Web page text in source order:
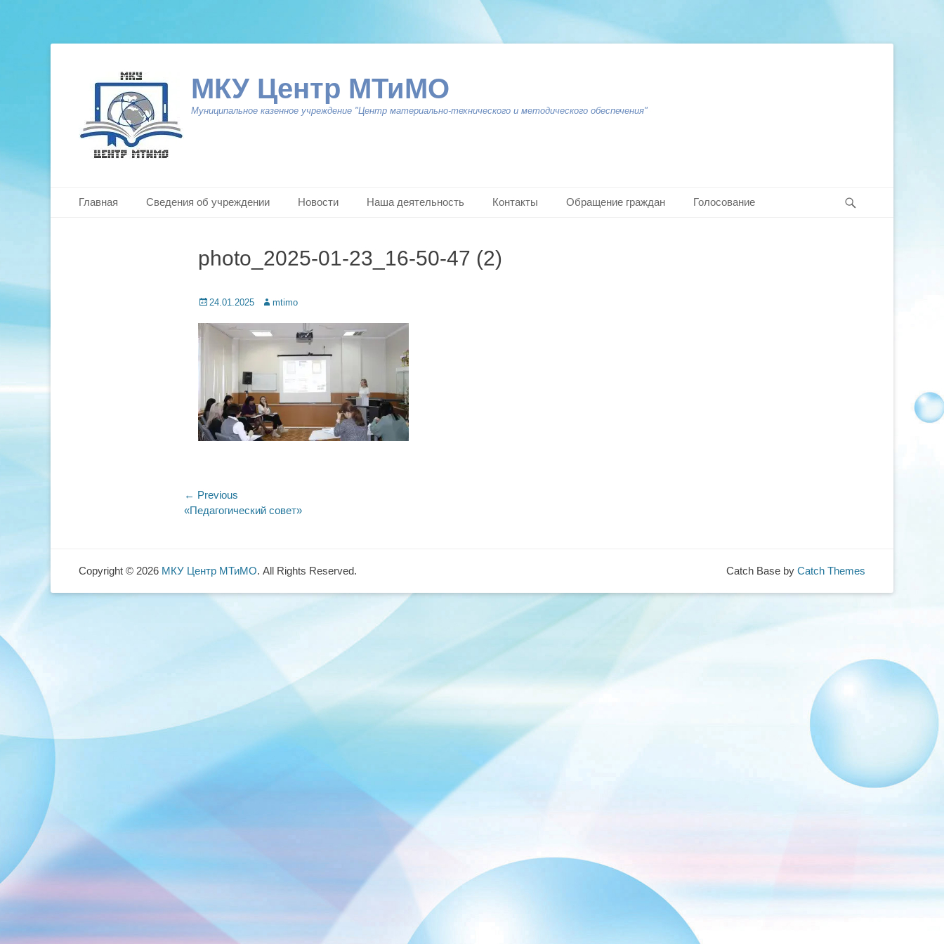
МКУ Центр МТиМО
Муниципальное казенное учреждение "Центр материально-технического и методического обеспечения"
Primary Menu
Главная Сведения об учреждении Новости Наша деятельность Контакты Обращение граждан Голосование
photo_2025-01-23_16-50-47 (2)
Posted
24.01.2025 Author
mtimo
Навигация
по
← Previous
Previous
«Педагогический совет»
Copyright © 2026 МКУ Центр МТиМО. All Rights Reserved. Catch Base by Catch Themes